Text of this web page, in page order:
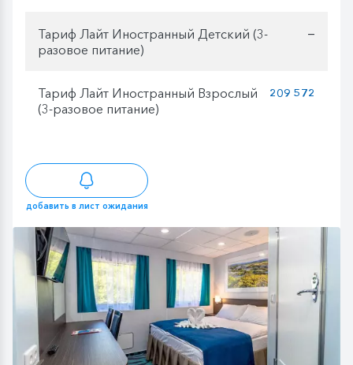
Тариф Лайт Иностранный Детский (3-
разовое питание)
—
Тариф Лайт Иностранный Взрослый
(3-разовое питание)
209 572
добавить в лист ожидания